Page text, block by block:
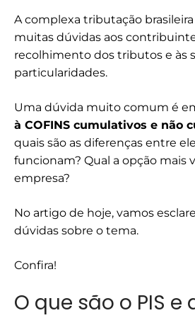
A complexa tributação
muitas dúvidas aos
recolhimento dos tributos e às
particularidades.
Uma dúvida muito comum é
à COFINS cumulativos e não
quais são as diferenças entre
funcionam? Qual a opção mais
empresa?
No artigo de hoje, vamos
dúvidas sobre o tema.
Confira!
O que são o PIS e